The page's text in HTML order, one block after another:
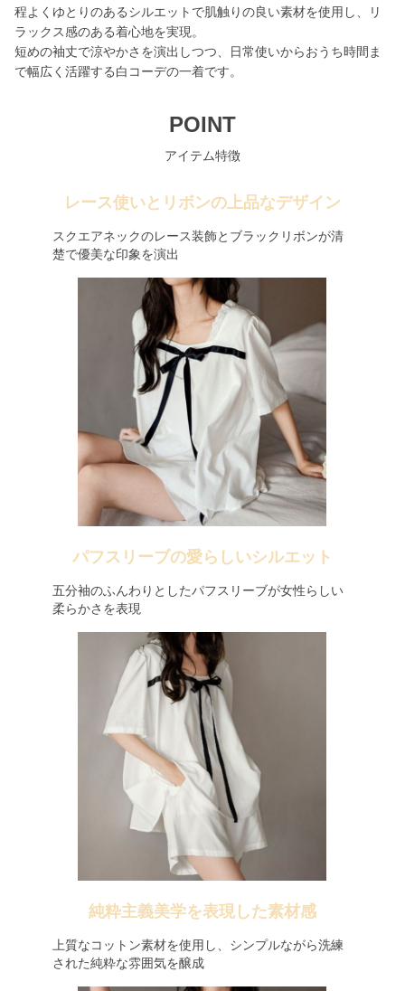
程よくゆとりのあるシルエットで肌触りの良い素材を使用し、リ
ラックス感のある着心地を実現。
短めの袖丈で涼やかさを演出しつつ、日常使いからおうち時間ま
で幅広く活躍する白コーデの一着です。
POINT
アイテム特徴
レース使いとリボンの上品なデザイン
スクエアネックのレース装飾とブラックリボンが清
楚で優美な印象を演出
パフスリーブの愛らしいシルエット
五分袖のふんわりとしたパフスリーブが女性らしい
柔らかさを表現
純粋主義美学を表現した素材感
上質なコットン素材を使用し、シンプルながら洗練
された純粋な雰囲気を醸成